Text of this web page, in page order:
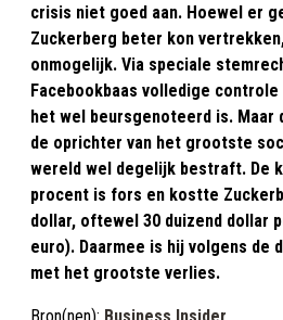
crisis niet goed aan. Hoewel er
Zuckerberg beter kon
onmogelijk. Via speciale
Facebookbaas volledige
het wel beursgenoteerd is. Maar
de oprichter van het grootste
wereld wel degelijk bestraft. De
procent is fors en kostte
dollar, oftewel 30 duizend dollar
euro). Daarmee is hij volgens de
met het grootste verlies.
Bron(nen): Business Insider